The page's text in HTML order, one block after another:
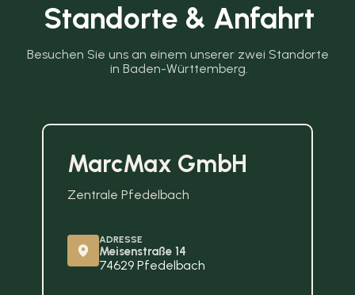
Standorte & Anfahrt
Besuchen Sie uns an einem unserer zwei Standorte
in Baden-Württemberg.
MarcMax GmbH
Zentrale Pfedelbach
ADRESSE
Meisenstraße 14
74629 Pfedelbach